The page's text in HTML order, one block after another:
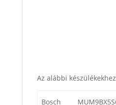
Az alábbi
Bosch